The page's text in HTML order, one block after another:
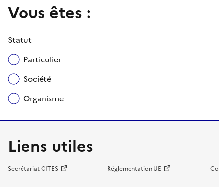
Vous êtes :
Statut
Particulier
Société
Organisme
Liens utiles
Secrétariat CITES Réglementation UE